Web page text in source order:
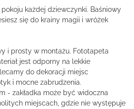
każdej dziewczynki. Baśniowy
się do krainy magii i wróżek
i prosty w montażu. Fototapeta
jest odporny na lekkie
do dekoracji miejsc
i mocne zabrudzenia.
- zakładka może być widoczna
miejscach, gdzie nie występuje